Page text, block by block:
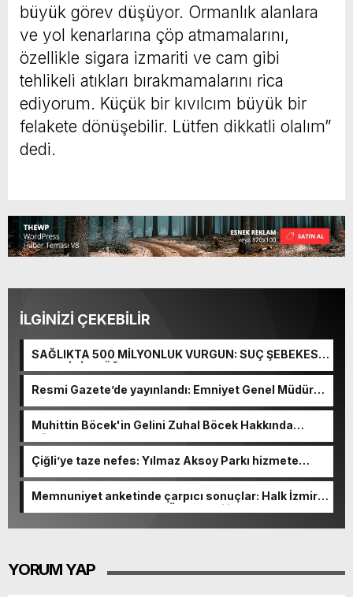
büyük görev düşüyor. Ormanlık alanlara
ve yol kenarlarına çöp atmamalarını,
özellikle sigara izmariti ve cam gibi
tehlikeli atıkları bırakmamalarını rica
ediyorum. Küçük bir kıvılcım büyük bir
felakete dönüşebilir. Lütfen dikkatli olalım”
dedi.
İLGİNİZİ ÇEKEBİLİR
SAĞLIKTA 500 MİLYONLUK VURGUN: SUÇ ŞEBEKESİ
KAÇIŞ İÇİN DÜĞMEYE BASTI!
Resmi Gazete’de yayınlandı: Emniyet Genel Müdürü
görevden alındı!
Muhittin Böcek'in Gelini Zuhal Böcek Hakkında
Gözaltı Kararı!
Çiğli’ye taze nefes: Yılmaz Aksoy Parkı hizmete
Memnuniyet anketinde çarpıcı sonuçlar: Halk İzmirli
başkanlardan memnun, Ömer Eşki ilk sırada
YORUM YAP